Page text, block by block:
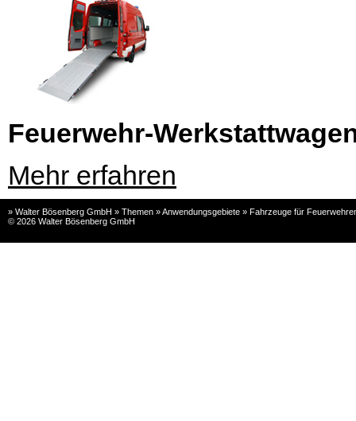
Feuerwehr-
Mehr erfahren
» Walter Bösenberg GmbH » Themen » Anwendungsgebiete » Fahrzeuge für
© 2026 Walter Bösenberg GmbH